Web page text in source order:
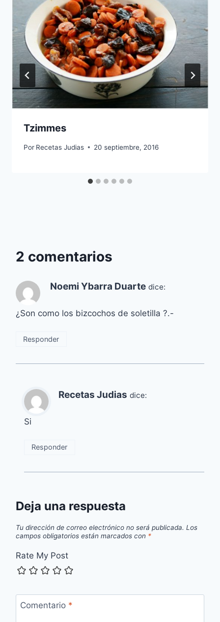
Tzimmes
Por Recetas Judias 20 septiembre, 2016
2 comentarios
Noemi Ybarra Duarte dice:
¿Son como los bizcochos de soletilla ?.-
Responder
Recetas Judias dice:
Si
Responder
Deja una respuesta
Tu dirección de correo electrónico no será publicada. Los
campos obligatorios están marcados con *
Rate My Post
Comentario *